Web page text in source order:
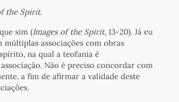
the Spirit.
sim (Images of the Spirit, 13-20). Já eu
múltiplas associações com obras
na qual a teofania é
Não é preciso concordar com
a fim de afirmar a validade deste